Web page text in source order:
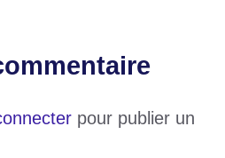
pour publier un